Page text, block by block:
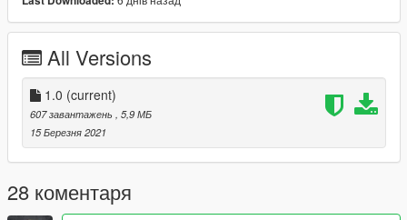
Please DO NOT edit the car without my permission. Thank you!
All Versions
1.0 (current)
607 завантажень , 5,9 МБ
15 Березня 2021
28 коментаря